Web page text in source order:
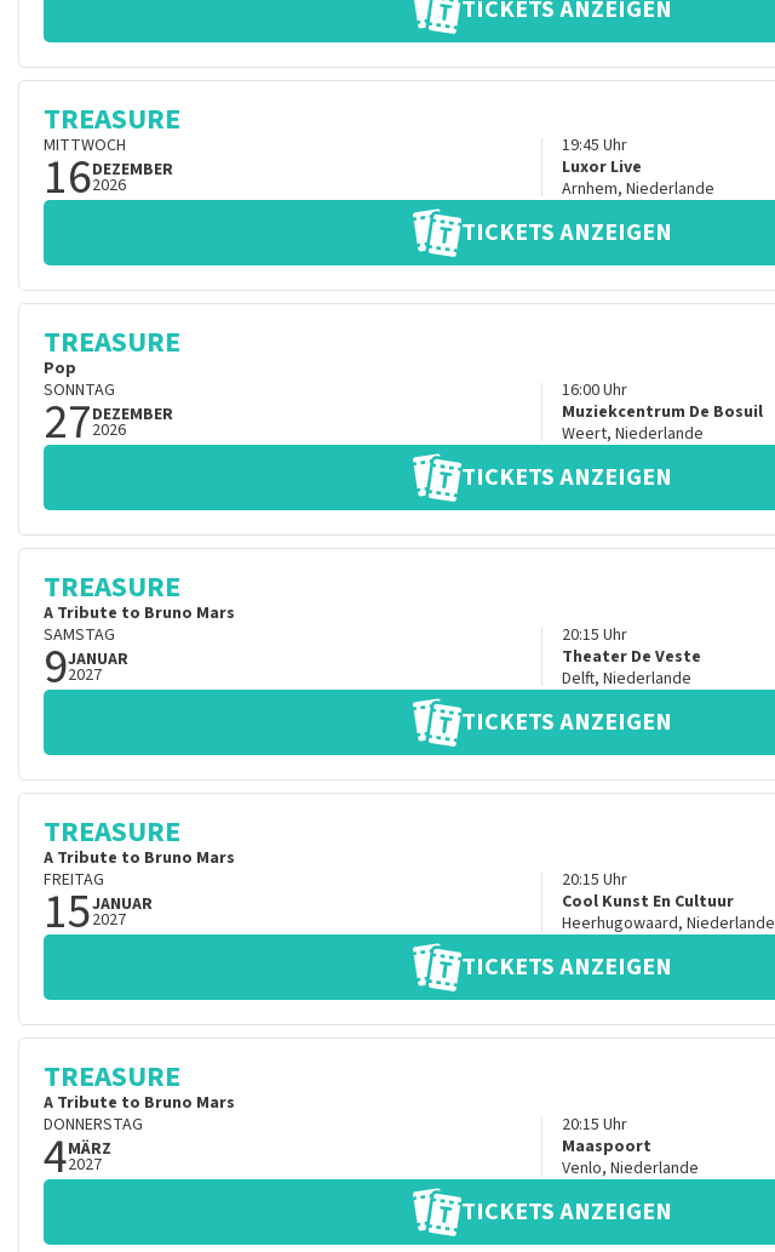
TICKETS ANZEIGEN
TREASURE
MITTWOCH
16DEZEMBER
2026
19:45 Uhr
Luxor Live
Arnhem, Niederlande
TICKETS ANZEIGEN
TREASURE
Pop
SONNTAG
27DEZEMBER
2026
16:00Uhr
Muziekcentrum De Bosuil
Weert, Niederlande
TICKETS ANZEIGEN
TREASURE
A Tribute to Bruno Mars
SAMSTAG
9JANUAR
2027
20:15 Uhr
Theater De Veste
Delft, Niederlande
TICKETS ANZEIGEN
TREASURE
A Tribute to Bruno Mars
FREITAG
15JANUAR
2027
20:15 Uhr
Cool Kunst En Cultuur
Heerhugowaard, Niederlande
TICKETS ANZEIGEN
TREASURE
A Tribute to Bruno Mars
DONNERSTAG
4MÄRZ
2027
20:15 Uhr
Maaspoort
Venlo, Niederlande
TICKETS ANZEIGEN